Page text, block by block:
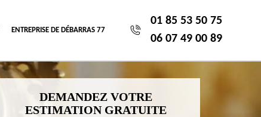
ENTREPRISE DE DÉBARRAS 77
01 85 53 50 75
06 07 49 00 89
DEMANDEZ VOTRE
ESTIMATION GRATUITE